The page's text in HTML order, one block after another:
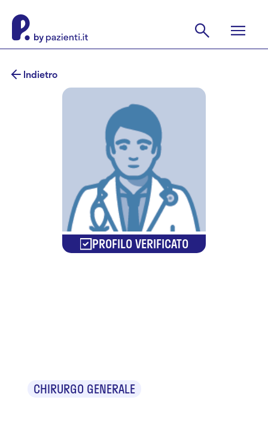
Indietro
PROFILO VERIFICATO
CHIRURGO GENERALE